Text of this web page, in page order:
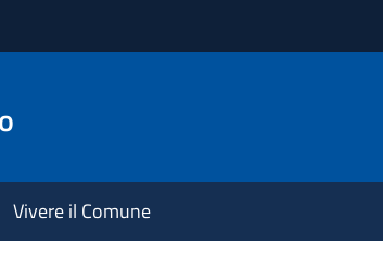
Vivere il Comune